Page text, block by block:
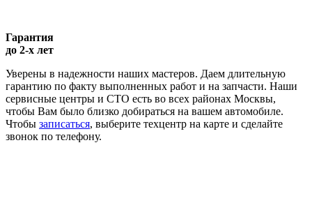
Гарантия
до 2-х лет
Уверены в надежности наших мастеров. Даем длительную
гарантию по факту выполненных работ и на запчасти. Наши
сервисные центры и СТО есть во всех районах Москвы,
чтобы Вам было близко добираться на вашем автомобиле.
Чтобы записаться, выберите техцентр на карте и сделайте
звонок по телефону.